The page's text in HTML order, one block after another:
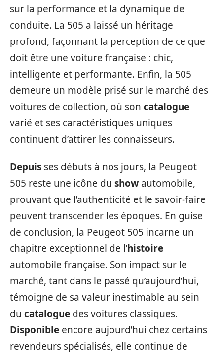
sur la performance et la dynamique de
conduite. La 505 a laissé un héritage
profond, façonnant la perception de ce que
doit être une voiture française : chic,
intelligente et performante. Enfin, la 505
demeure un modèle prisé sur le marché des
voitures de collection, où son catalogue
varié et ses caractéristiques uniques
continuent d’attirer les connaisseurs.
Depuis ses débuts à nos jours, la Peugeot
505 reste une icône du show automobile,
prouvant que l’authenticité et le savoir-faire
peuvent transcender les époques. En guise
de conclusion, la Peugeot 505 incarne un
chapitre exceptionnel de l’histoire
automobile française. Son impact sur le
marché, tant dans le passé qu’aujourd’hui,
témoigne de sa valeur inestimable au sein
du catalogue des voitures classiques.
Disponible encore aujourd’hui chez certains
revendeurs spécialisés, elle continue de